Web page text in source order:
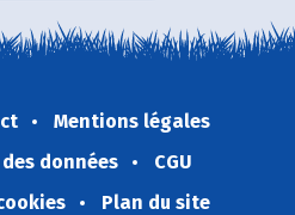
Mentions légales
données
CGU
Plan du site